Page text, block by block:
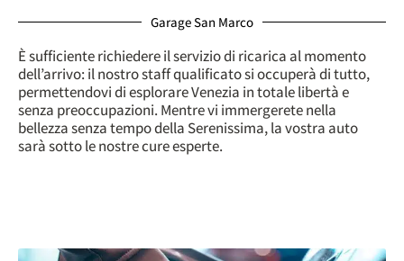
Garage San Marco
È sufficiente richiedere il servizio di ricarica al momento
dell’arrivo: il nostro staff qualificato si occuperà di tutto,
permettendovi di esplorare Venezia in totale libertà e
senza preoccupazioni. Mentre vi immergerete nella
bellezza senza tempo della Serenissima, la vostra auto
sarà sotto le nostre cure esperte.